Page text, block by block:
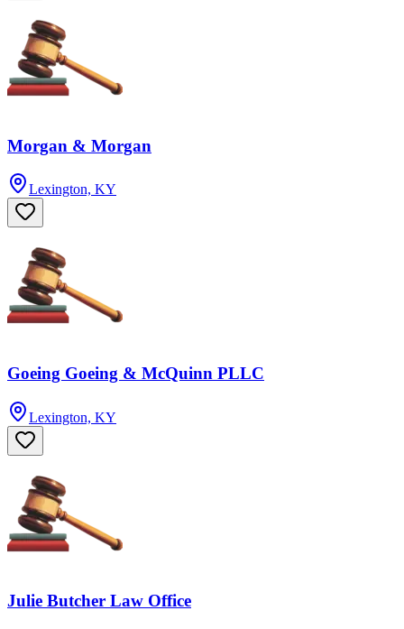
Morgan & Morgan
Lexington, KY
Goeing Goeing & McQuinn PLLC
Lexington, KY
Julie Butcher Law Office